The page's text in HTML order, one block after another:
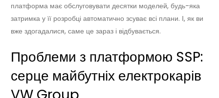
платформа має обслуговувати десятки моделей, будь-яка
затримка у її розробці автоматично зсуває всі плани. І, як ви
вже здогадалися, саме це зараз і відбувається.
Проблеми з платформою SSP:
серце майбутніх електрокарів